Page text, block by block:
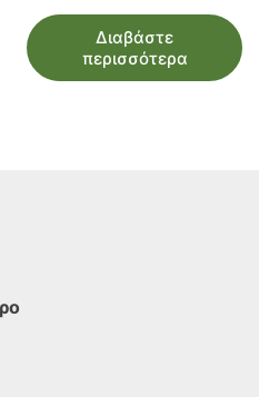
price
was:
€21.00.
τρέχουσα
τιμή
είναι:
Διαβάστε
περισσότερα